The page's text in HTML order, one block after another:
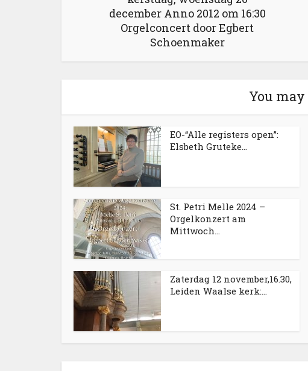
december Anno 2012 om 16:30
Orgelconcert door Egbert
Schoenmaker
You
EO-“Alle registers open”:
Elsbeth Gruteke...
St. Petri Melle 2024 –
Orgelkonzert am
Mittwoch...
Zaterdag 12 november,16.30,
Leiden Waalse kerk:...